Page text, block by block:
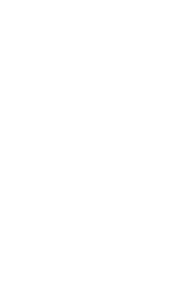
opgeleverd
met eetgedeelte, nette
koelkast, vaatwasser,